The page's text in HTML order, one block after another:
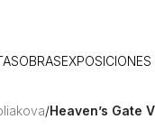
OBRASEXPOSICIONES
/Heaven’s Gate